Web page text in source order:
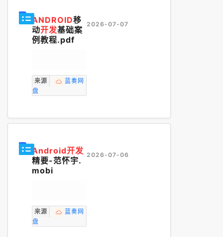
ANDROID移
动开发基础案
例教程.pdf
来源
蓝奏网
盘
2026-07-07
Android开发
精要-范怀宇.
mobi
来源
蓝奏网
盘
2026-07-06